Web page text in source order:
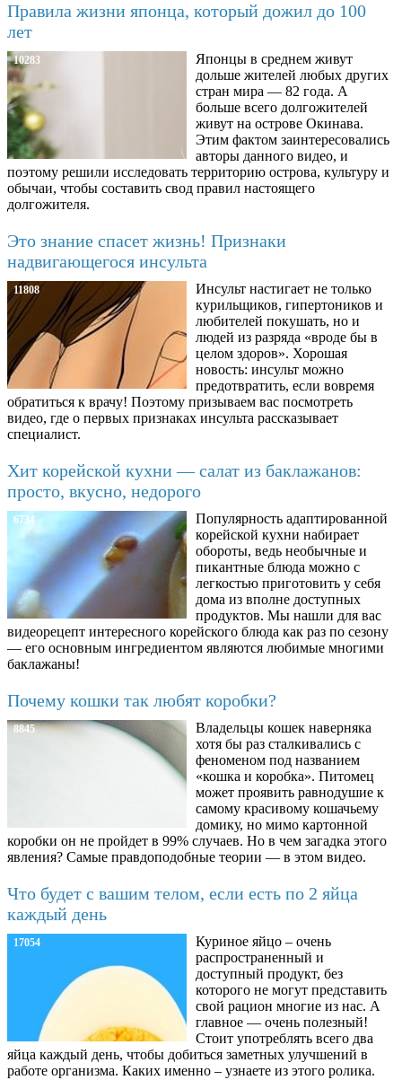
Правила жизни японца, который дожил до 100
лет
10283
Японцы в среднем живут
дольше жителей любых других
стран мира — 82 года. А
больше всего долгожителей
живут на острове Окинава.
Этим фактом заинтересовались
авторы данного видео, и
поэтому решили исследовать территорию острова, культуру и
обычаи, чтобы составить свод правил настоящего
долгожителя.
Это знание спасет жизнь! Признаки
надвигающегося инсульта
11808
Инсульт настигает не только
курильщиков, гипертоников и
любителей покушать, но и
людей из разряда «вроде бы в
целом здоров». Хорошая
новость: инсульт можно
предотвратить, если вовремя
обратиться к врачу! Поэтому призываем вас посмотреть
видео, где о первых признаках инсульта рассказывает
специалист.
Хит корейской кухни — салат из баклажанов:
просто, вкусно, недорого
6734
Популярность адаптированной
корейской кухни набирает
обороты, ведь необычные и
пикантные блюда можно с
легкостью приготовить у себя
дома из вполне доступных
продуктов. Мы нашли для вас
видеорецепт интересного корейского блюда как раз по сезону
— его основным ингредиентом являются любимые многими
баклажаны!
Почему кошки так любят коробки?
8845
Владельцы кошек наверняка
хотя бы раз сталкивались с
феноменом под названием
«кошка и коробка». Питомец
может проявить равнодушие к
самому красивому кошачьему
домику, но мимо картонной
коробки он не пройдет в 99% случаев. Но в чем загадка этого
явления? Самые правдоподобные теории — в этом видео.
Что будет с вашим телом, если есть по 2 яйца
каждый день
17054
Куриное яйцо – очень
распространенный и
доступный продукт, без
которого не могут представить
свой рацион многие из нас. А
главное — очень полезный!
Стоит употреблять всего два
яйца каждый день, чтобы добиться заметных улучшений в
работе организма. Каких именно – узнаете из этого ролика.